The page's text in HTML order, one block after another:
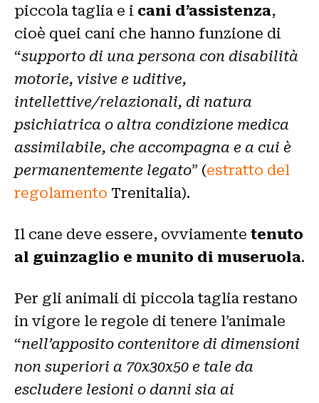
piccola taglia e i cani d’assistenza,
cioè quei cani che hanno funzione di
“supporto di una persona con disabilità
motorie, visive e uditive,
intellettive/relazionali, di natura
psichiatrica o altra condizione medica
assimilabile, che accompagna e a cui è
permanentemente legato” (estratto del
regolamento Trenitalia).
Il cane deve essere, ovviamente tenuto
al guinzaglio e munito di museruola.
Per gli animali di piccola taglia restano
in vigore le regole di tenere l’animale
“nell’apposito contenitore di dimensioni
non superiori a 70x30x50 e tale da
escludere lesioni o danni sia ai